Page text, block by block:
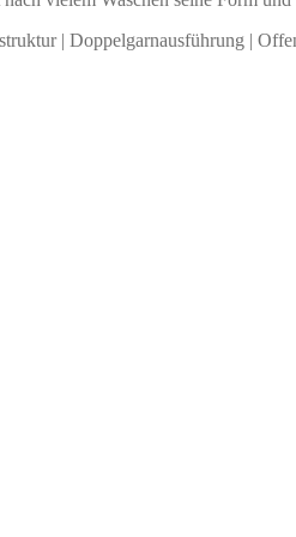
| Doppelgarnausführung |